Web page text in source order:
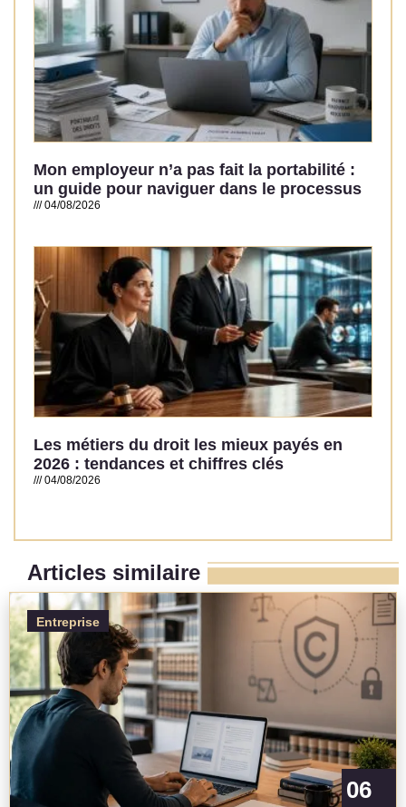
Mon employeur n’a pas fait la portabilité :
un guide pour naviguer dans le processus
04/08/2026
Les métiers du droit les mieux payés en
2026 : tendances et chiffres clés
04/08/2026
Articles similaire
Entreprise
06